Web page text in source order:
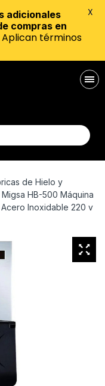
de Hielo y
Migsa HB-500 Máquina
Inoxidable 220 v
adicionales
compras en
Aplican términos
X